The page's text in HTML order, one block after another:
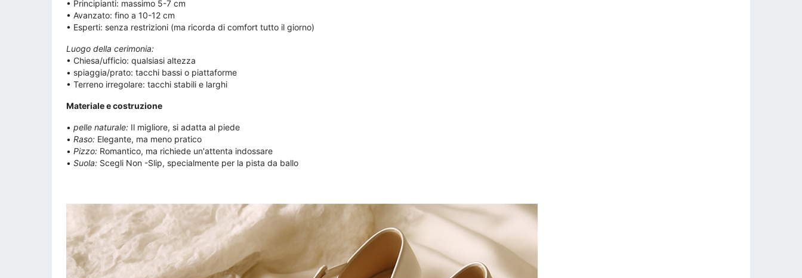
• Principianti: massimo 5-7 cm
• Avanzato: fino a 10-12 cm
• Esperti: senza restrizioni (ma ricorda di comfort tutto il giorno)
Luogo della cerimonia:
• Chiesa/ufficio: qualsiasi altezza
• spiaggia/prato: tacchi bassi o piattaforme
• Terreno irregolare: tacchi stabili e larghi
Materiale e costruzione
• pelle naturale: Il migliore, si adatta al piede
• Raso: Elegante, ma meno pratico
• Pizzo: Romantico, ma richiede un'attenta indossare
• Suola: Scegli Non -Slip, specialmente per la pista da ballo